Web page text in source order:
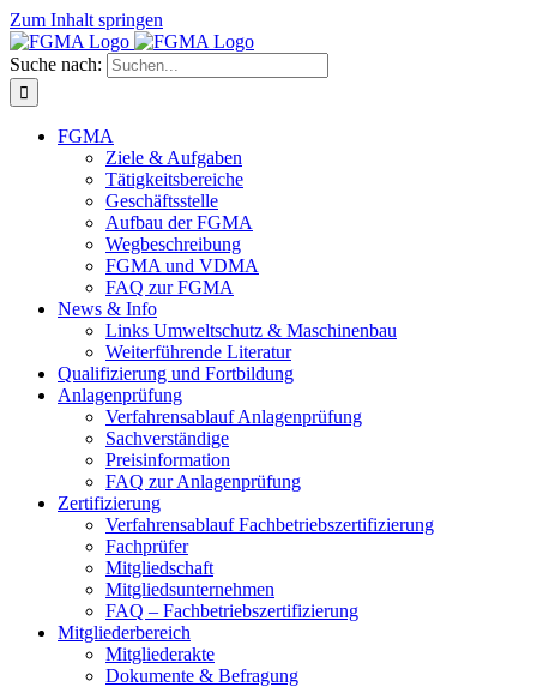
Zum Inhalt springen
Suche nach:
FGMA
Ziele & Aufgaben
Tätigkeitsbereiche
Geschäftsstelle
Aufbau der FGMA
Wegbeschreibung
FGMA und VDMA
FAQ zur FGMA
News & Info
Links Umweltschutz & Maschinenbau
Weiterführende Literatur
Qualifizierung und Fortbildung
Anlagenprüfung
Verfahrensablauf Anlagenprüfung
Sachverständige
Preisinformation
FAQ zur Anlagenprüfung
Zertifizierung
Verfahrensablauf Fachbetriebszertifizierung
Fachprüfer
Mitgliedschaft
Mitgliedsunternehmen
FAQ – Fachbetriebszertifizierung
Mitgliederbereich
Mitgliederakte
Dokumente & Befragung